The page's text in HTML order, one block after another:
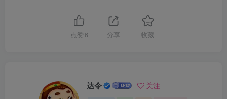
点赞 6 分享 收藏
达令 关注